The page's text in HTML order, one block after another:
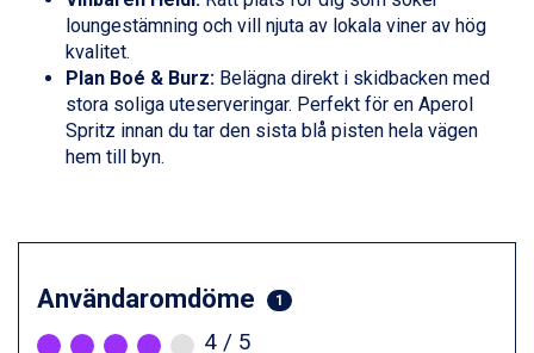
La Thuile från 7.045 kr.
Cervinia från 8.245 kr.
Saalbach från 9.445 kr.
Sölden från 12.995 kr.
Passo Tonale från 5.895 kr.
Bad Hofgastein från 8.595 kr.
Val Thorens från 8.395 kr.
St. Anton från 11.245 kr.
loungestämning och vill njuta av lokala viner av hög
kvalitet.
Plan Boé & Burz: Belägna direkt i skidbacken med
stora soliga uteserveringar. Perfekt för en Aperol
Spritz innan du tar den sista blå pisten hela vägen
hem till byn.
Användaromdöme 1
4 / 5